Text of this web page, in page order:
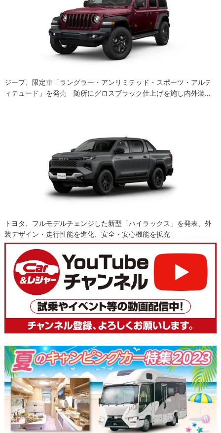
ジープ、限定車「ラングラー・アンリミテッド・スポーツ・アルテ
ィテュード」を発売 随所にグロスブラック仕上げを施し内外装…
トヨタ、フルモデルチェンジした新型「ハイラックス」を発表、外
装デザイン・走行性能を進化、安全・安心機能を拡充